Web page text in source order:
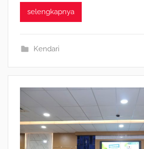
selengkapnya
Kendari